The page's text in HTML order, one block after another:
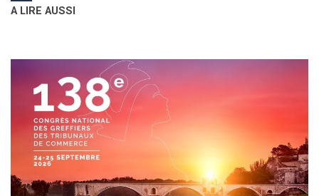
A LIRE AUSSI